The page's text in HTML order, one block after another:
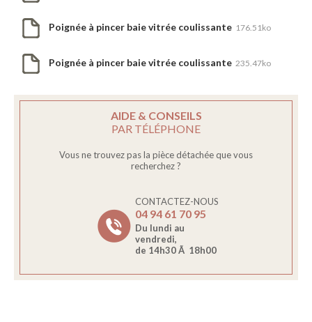
Poignée à pincer baie vitrée coulissante 176.51ko
Poignée à pincer baie vitrée coulissante 235.47ko
AIDE & CONSEILS
PAR TÉLÉPHONE
Vous ne trouvez pas la pièce détachée que vous
recherchez ?
CONTACTEZ-NOUS
04 94 61 70 95
Du lundi au
vendredi,
de 14h30 Ã 18h00